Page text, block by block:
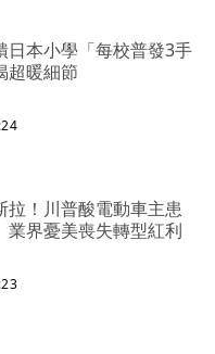
日本小學「每校普發3手
暖細節
拉！川普酸電動車主患
業界憂美喪失轉型紅利